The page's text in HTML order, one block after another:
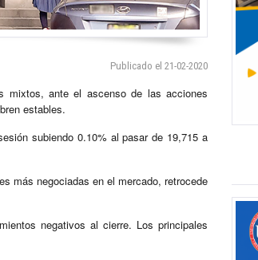
Publicado el 21-02-2020
mixtos, ante el ascenso de las acciones
estables.
subiendo 0.10% al pasar de 19,715 a
más negociadas en el mercado, retrocede
negativos al cierre. Los principales